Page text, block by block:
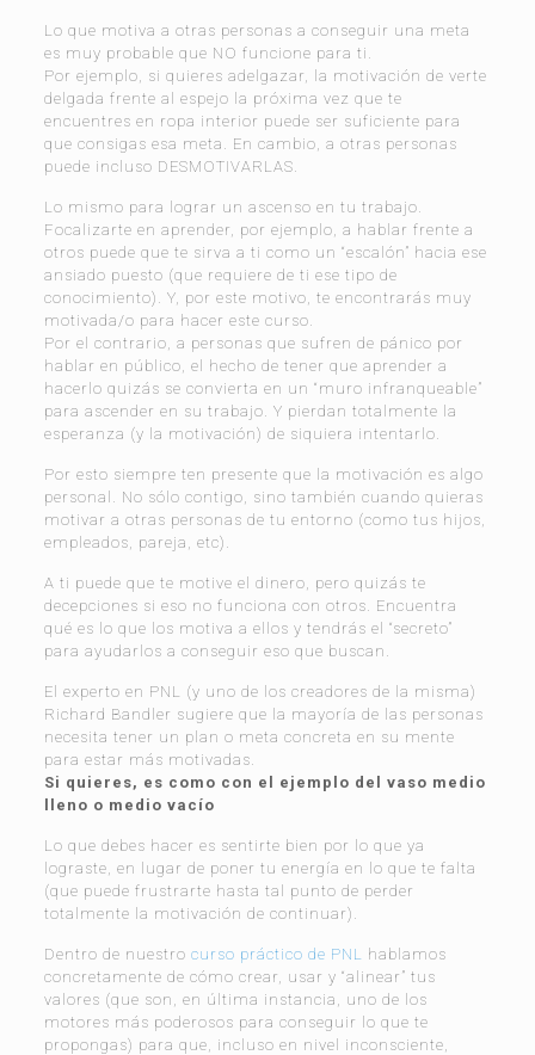
Lo que motiva a otras personas a conseguir una meta
es muy probable que NO funcione para ti.
Por ejemplo, si quieres adelgazar, la motivación de verte
delgada frente al espejo la próxima vez que te
encuentres en ropa interior puede ser suficiente para
que consigas esa meta. En cambio, a otras personas
puede incluso DESMOTIVARLAS.
Lo mismo para lograr un ascenso en tu trabajo.
Focalizarte en aprender, por ejemplo, a hablar frente a
otros puede que te sirva a ti como un “escalón” hacia ese
ansiado puesto (que requiere de ti ese tipo de
conocimiento). Y, por este motivo, te encontrarás muy
motivada/o para hacer este curso.
Por el contrario, a personas que sufren de pánico por
hablar en público, el hecho de tener que aprender a
hacerlo quizás se convierta en un “muro infranqueable”
para ascender en su trabajo. Y pierdan totalmente la
esperanza (y la motivación) de siquiera intentarlo.
Por esto siempre ten presente que la motivación es algo
personal. No sólo contigo, sino también cuando quieras
motivar a otras personas de tu entorno (como tus hijos,
empleados, pareja, etc).
A ti puede que te motive el dinero, pero quizás te
decepciones si eso no funciona con otros. Encuentra
qué es lo que los motiva a ellos y tendrás el “secreto”
para ayudarlos a conseguir eso que buscan.
El experto en PNL (y uno de los creadores de la misma)
Richard Bandler sugiere que la mayoría de las personas
necesita tener un plan o meta concreta en su mente
para estar más motivadas.
Si quieres, es como con el ejemplo del vaso medio
lleno o medio vacío
Lo que debes hacer es sentirte bien por lo que ya
lograste, en lugar de poner tu energía en lo que te falta
(que puede frustrarte hasta tal punto de perder
totalmente la motivación de continuar).
Dentro de nuestrocurso práctico de PNL
hablamos
concretamente de cómo crear, usar y “alinear” tus
valores (que son, en última instancia, uno de los
motores más poderosos para conseguir lo que te
propongas) para que, incluso en nivel inconsciente,